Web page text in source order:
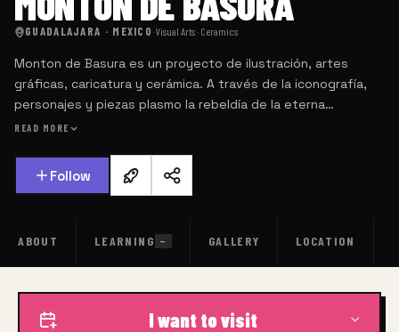
GUADALAJARA · MEXICO·Visual Arts · Ceramics
Monton de Basura es un proyecto de ilustración, artes
gráficas, caricatura y cerámica. A través de la iconografía,
personajes y piezas plasmo la rebeldía de la eterna
juventud, malos hábitos, sarcasmo, nostalgia, a veces enojo
READ MORE
Follow
ABOUT LEARNING — GALLERY LOCATION
I want to visit